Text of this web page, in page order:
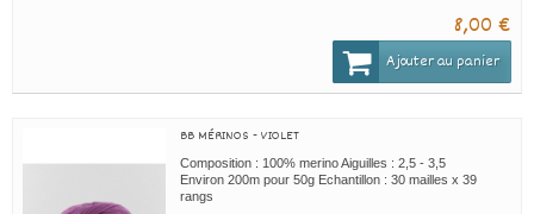
8,00 €
Ajouter au panier
BB MÉRINOS - VIOLET
Composition : 100% merino Aiguilles : 2,5 - 3,5
Environ 200m pour 50g Echantillon : 30 mailles x 39
rangs